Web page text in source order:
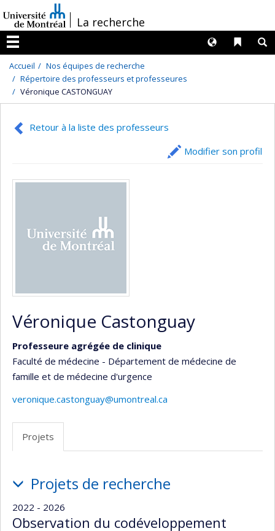
au
contenu
/La recherche
Menu
Liens
Langues
Accueil
Nos équipes de recherche
Répertoire des professeurs et professeures
Véronique CASTONGUAY
Retour à la liste des professeurs
Modifier son profil
Véronique Castonguay
Professeure agrégée de clinique
Faculté de médecine - Département de médecine de
famille et de médecine d'urgence
veronique.castonguay@umontreal.ca
Projets
Projets de recherche
2022 - 2026
Observation du codéveloppement